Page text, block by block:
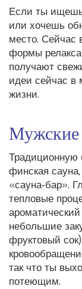
Если ты
или хочешь
место. Сейчас
формы
получают
идеи сейчас в
жизни.
Мужские
Традиционную
финская
«сауна‑бар».
тепловые
небольшие
фруктовый
так что ты
потеющим.